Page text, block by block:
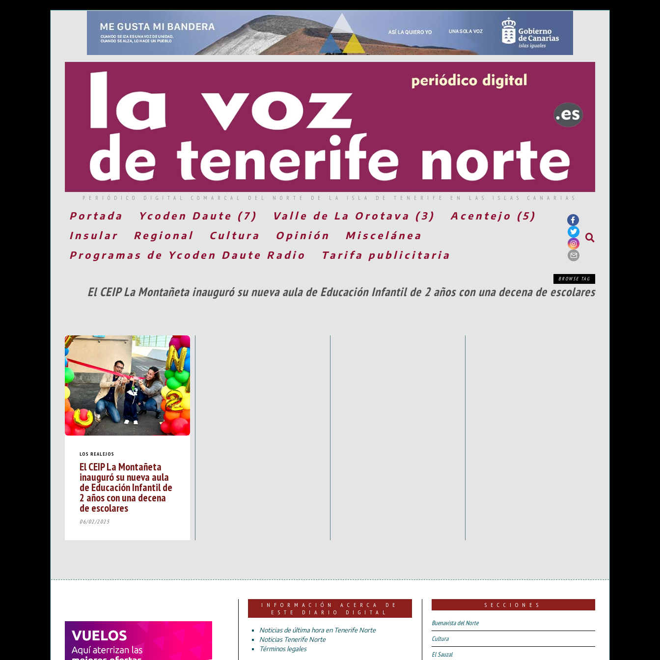
PERIÓDICO DIGITAL COMARCAL DEL NORTE DE LA ISLA DE TENERIFE EN LAS ISLAS CANARIAS
Portada Ycoden Daute (7) Valle de La Orotava (3)
Acentejo (5)
Insular
Regional Cultura Opinión
Miscelánea
Programas de Ycoden Daute Radio
Tarifa publicitaria
BROWSE TAG
El CEIP La Montañeta inauguró su nueva aula de Educación Infantil de 2 años con una decena de escolares
LOS REALEJOS
El CEIP La Montañeta
inauguró su nueva aula
de Educación Infantil de
2 años con una decena
de escolares
06/02/2025
INFORMACIÓN ACERCA DE
ESTE DIARIO DIGITAL
Noticias de última hora en Tenerife Norte
Noticias Tenerife Norte
Términos legales
SECCIONES
Buenavista del Norte
Cultura
El Sauzal